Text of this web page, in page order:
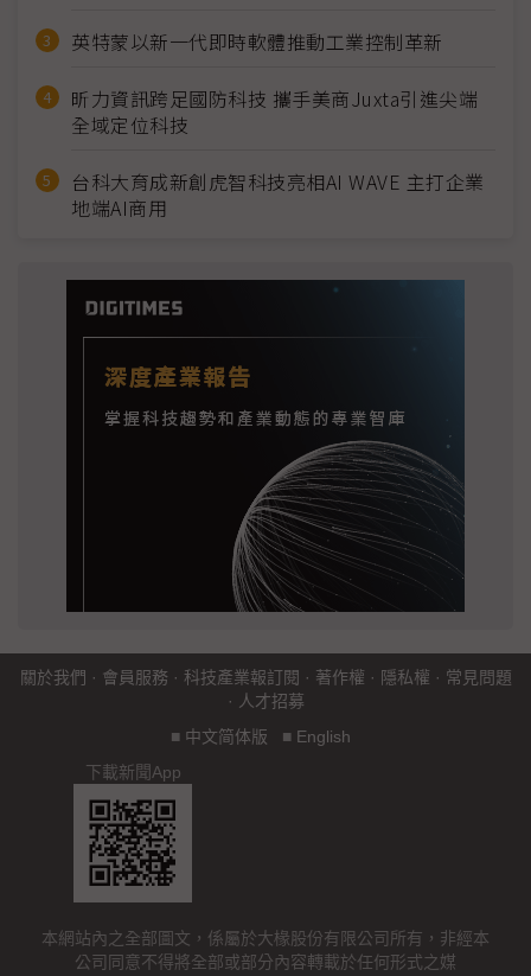
英特蒙以新一代即時軟體推動工業控制革新
昕力資訊跨足國防科技 攜手美商Juxta引進尖端
全域定位科技
台科大育成新創虎智科技亮相AI WAVE 主打企業
地端AI商用
關於我們 · 會員服務 · 科技產業報訂閱 · 著作權 · 隱私權 · 常見問題
· 人才招募
■ 中文简体版 ■ English
下載新聞App
本網站內之全部圖文，係屬於大椽股份有限公司所有，非經本
公司同意不得將全部或部分內容轉載於任何形式之媒